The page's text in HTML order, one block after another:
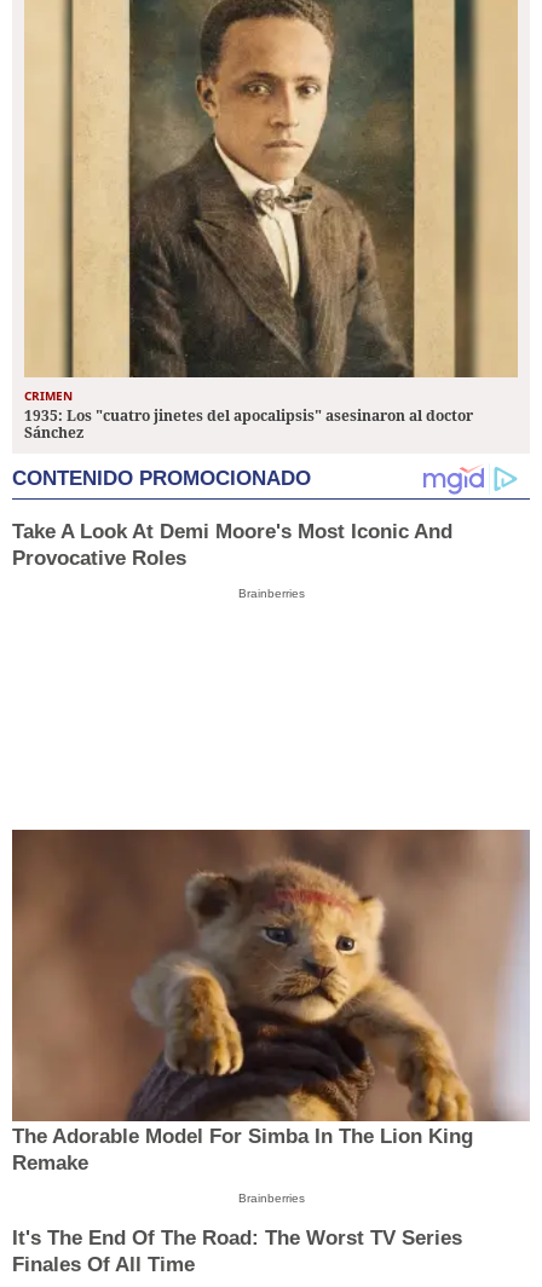
CRIMEN
1935: Los "cuatro jinetes del apocalipsis" asesinaron al doctor
Sánchez
CONTENIDO PROMOCIONADO
Take A Look At Demi Moore's Most Iconic And
Provocative Roles
Brainberries
The Adorable Model For Simba In The Lion King
Remake
Brainberries
It's The End Of The Road: The Worst TV Series
Finales Of All Time